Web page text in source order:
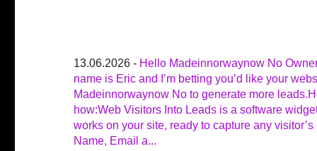
13.06.2026 - Hello Madeinnorwaynow No
name is Eric and I’m betting you’d like your
Madeinnorwaynow No to generate more
how:Web Visitors Into Leads is a software
works on your site, ready to capture any visitor’s
Name, Email a...